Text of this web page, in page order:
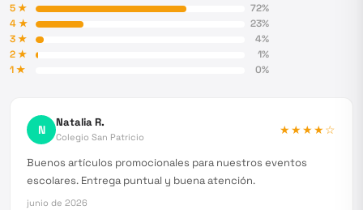
5★ 72%
4★ 23%
3★ 4%
2★ 1%
1★ 0%
N Natalia R.
Colegio San Patricio
★★★★☆
Buenos artículos promocionales para nuestros eventos
escolares. Entrega puntual y buena atención.
junio de 2026